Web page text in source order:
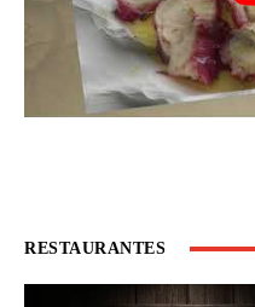
RESTAURANTES